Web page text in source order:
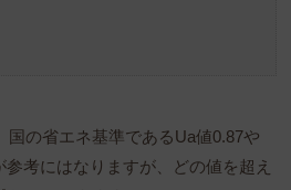
国の省エネ基準であるUa値0.87や
考にはなりますが、どの値を超え